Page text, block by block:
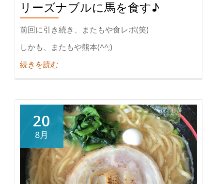
リーズナブルに馬を食す♪
前回に引き続き、またもや食レポ(笑)
しかも、またもや熊本(^^;)
続きを読む
ズ
ナ
ブ
ル
に
馬
20
8月